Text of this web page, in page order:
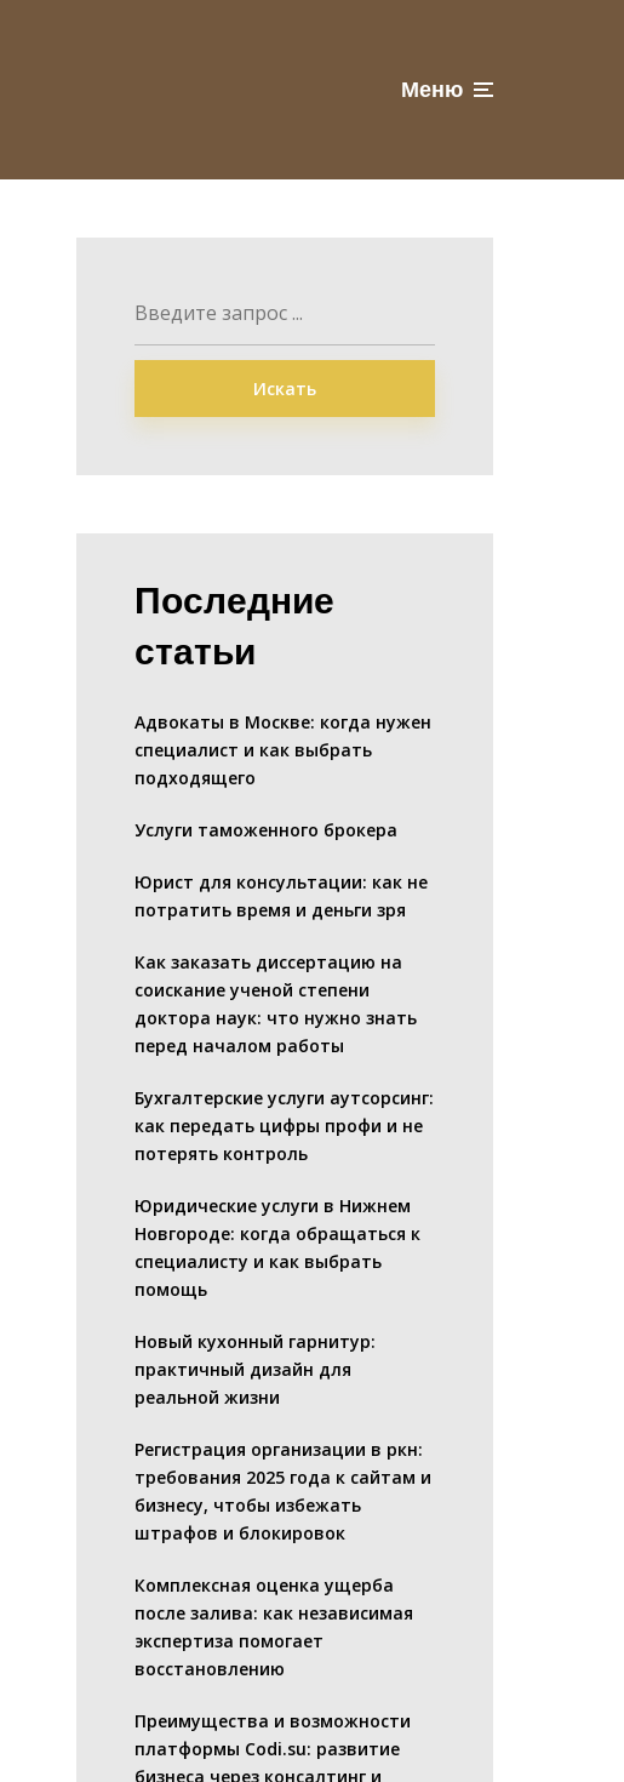
Меню
Искать
Последние
статьи
Адвокаты в Москве: когда нужен
специалист и как выбрать
подходящего
Услуги таможенного брокера
Юрист для консультации: как не
потратить время и деньги зря
Как заказать диссертацию на
соискание ученой степени
доктора наук: что нужно знать
перед началом работы
Бухгалтерские услуги аутсорсинг:
как передать цифры профи и не
потерять контроль
Юридические услуги в Нижнем
Новгороде: когда обращаться к
специалисту и как выбрать
помощь
Новый кухонный гарнитур:
практичный дизайн для
реальной жизни
Регистрация организации в ркн:
требования 2025 года к сайтам и
бизнесу, чтобы избежать
штрафов и блокировок
Комплексная оценка ущерба
после залива: как независимая
экспертиза помогает
восстановлению
Преимущества и возможности
платформы Codi.su: развитие
бизнеса через консалтинг и